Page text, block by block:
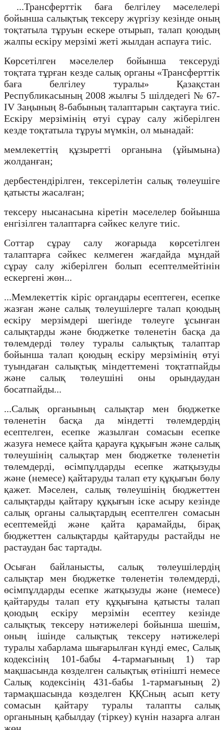
...Трансферттік баға белгілеу мәселелері
бойынша салықтық тексеру жүргізу кезінде оның
тоқтатыла тұруын ескере отырып, талап қоюдың
жалпы ескіру мерзімі жеті жылдан аспауға тиіс.
Көрсетілген мәселелер бойынша тексеруді
тоқтата тұрған кезде салық органы «Трансферттік
баға белгілеу туралы» Қазақстан
Республикасының 2008 жылғы 5 шілдедегі № 67-
IV Заңының 8-бабының талаптарын сақтауға тиіс.
Ескіру мерзімінің өтуі сұрау салу жіберілген
кезде тоқтатыла тұруы мүмкін, ол мынадай:
мемлекеттің құзыретті органына (ұйымына)
жолданған;
дербестендірілген, тексерілетін салық төлеушіге
қатысты жасалған;
тексеру нысанасына кіретін мәселелер бойынша
енгізілген талаптарға сәйкес келуге тиіс.
Соттар сұрау салу жоғарыда көрсетілген
талаптарға сәйкес келмеген жағдайда мұндай
сұрау салу жіберілген болып есептелмейтінін
ескергені жөн...
...Мемлекеттік кіріс органдары есептеген, есепке
жазған және салық төлеушілерге талап қоюдың
ескіру мерзімдері шегінде төлеуге ұсынған
салықтарды және бюджетке төленетін басқа да
төлемдерді төлеу туралы салықтық талаптар
бойынша талап қоюдың ескіру мерзімінің өтуі
туындаған салықтық міндеттемені тоқтатпайды
және салық төлеушіні оны орындаудан
босатпайды...
...Салық органының салықтар мен бюджетке
төленетін басқа да міндетті төлемдердің
есептелген, есепке жазылған сомасын есепке
жазуға немесе қайта қарауға құқығын және салық
төлеушінің салықтар мен бюджетке төленетін
төлемдерді, өсімпұлдарды есепке жатқызуды
және (немесе) қайтаруды талап ету құқығын бөлу
қажет. Мәселен, салық төлеушінің бюджеттен
салықтарды қайтару құқығын іске асыру кезінде
салық органы салықтардың есептелген сомасын
есептемейді және қайта қарамайды, бірақ
бюджеттен салықтарды қайтаруды растайды не
растаудан бас тартады.
Осыған байланысты, салық төлеушілердің
салықтар мен бюджетке төленетін төлемдерді,
өсімпұлдарды есепке жатқызуды және (немесе)
қайтаруды талап ету құқығына қатысты талап
қоюдың ескіру мерзімін есептеу кезінде
салықтық тексеру нәтижелері бойынша шешім,
оның ішінде салықтық тексеру нәтижелері
туралы хабарлама шығарылған күнді емес, Салық
кодексінің 101-бабы 4-тармағының 1) тар
мақшасында көзделген салықтық өтінішті немесе
Салық кодексінің 431-бабы 1-тармағының 2)
тармақшасында көзделген ҚҚСның асып кету
сомасын қайтару туралы талапты салық
органының қабылдау (тіркеу) күнін назарға алған